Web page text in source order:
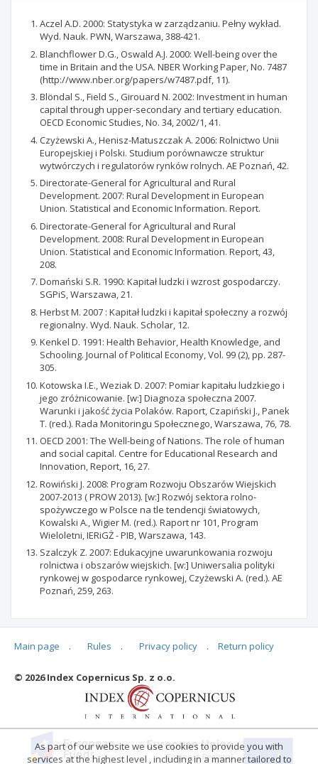
Aczel A.D. 2000: Statystyka w zarządzaniu. Pełny wykład.
Wyd. Nauk. PWN, Warszawa, 388-421.
Blanchflower D.G., Oswald A.J. 2000: Well-being over the
time in Britain and the USA. NBER Working Paper, No. 7487
(http://www.nber.org/papers/w7487.pdf, 11).
Blöndal S., Field S., Girouard N. 2002: Investment in human
capital through upper-secondary and tertiary education.
OECD Economic Studies, No. 34, 2002/1, 41.
Czyżewski A., Henisz-Matuszczak A. 2006: Rolnictwo Unii
Europejskiej i Polski. Studium porównawcze struktur
wytwórczych i regulatorów rynków rolnych. AE Poznań, 42.
Directorate-General for Agricultural and Rural
Development. 2007: Rural Development in European
Union. Statistical and Economic Information. Report.
Directorate-General for Agricultural and Rural
Development. 2008: Rural Development in European
Union. Statistical and Economic Information. Report, 43,
208.
Domański S.R. 1990: Kapitał ludzki i wzrost gospodarczy.
SGPiS, Warszawa, 21.
Herbst M. 2007 : Kapitał ludzki i kapitał społeczny a rozwój
regionalny. Wyd. Nauk. Scholar, 12.
Kenkel D. 1991: Health Behavior, Health Knowledge, and
Schooling. Journal of Political Economy, Vol. 99 (2), pp. 287-
305.
Kotowska I.E., Weziak D. 2007: Pomiar kapitału ludzkiego i
jego zróżnicowanie. [w:] Diagnoza społeczna 2007.
Warunki i jakość życia Polaków. Raport, Czapiński J., Panek
T. (red.). Rada Monitoringu Społecznego, Warszawa, 76, 78.
OECD 2001: The Well-being of Nations. The role of human
and social capital. Centre for Educational Research and
Innovation, Report, 16, 27.
Rowiński J. 2008: Program Rozwoju Obszarów Wiejskich
2007-2013 ( PROW 2013). [w:] Rozwój sektora rolno-
spożywczego w Polsce na tle tendencji światowych,
Kowalski A., Wigier M. (red.). Raport nr 101, Program
Wieloletni, IERiGŻ - PIB, Warszawa, 143.
Szalczyk Z. 2007: Edukacyjne uwarunkowania rozwoju
rolnictwa i obszarów wiejskich. [w:] Uniwersalia polityki
rynkowej w gospodarce rynkowej, Czyżewski A. (red.). AE
Poznań, 259, 263.
Articles quoting
Main page . Rules . Privacy policy . Return policy
© 2026 Index Copernicus Sp. z o.o.
As part of our website we use cookies to provide you with
services at the highest level , including in a manner tailored to